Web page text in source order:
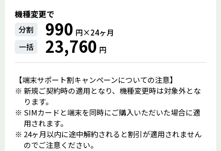
機種変更で
分割 990 円×24ヶ⽉
一括
23,760 円
【端末サポート割キャンペーンについての注意】
新規ご契約時の適用となり、機種変更時は対象外とな
ります。
SIMカードと端末を同時にご購入いただいた場合に適
用されます。
24ヶ月以内に途中解約されると割引が適用されません
のでご注意ください。